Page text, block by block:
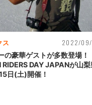
ス 2022/09/
の豪華ゲストが多数登場！
RIDERS DAY JAPANが山梨
日(土)開催！